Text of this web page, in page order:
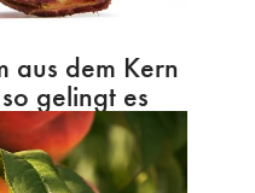
aus dem Kern
gelingt es